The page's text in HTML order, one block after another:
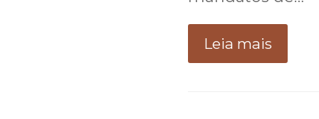
Leia mais